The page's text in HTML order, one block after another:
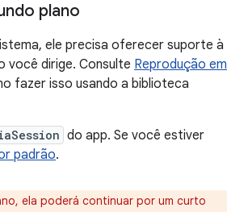
plano
ele precisa oferecer suporte à
você dirige. Consulte Reprodução em
fazer isso usando a biblioteca
do app. Se você estiver
padrão.
ela poderá continuar por um curto